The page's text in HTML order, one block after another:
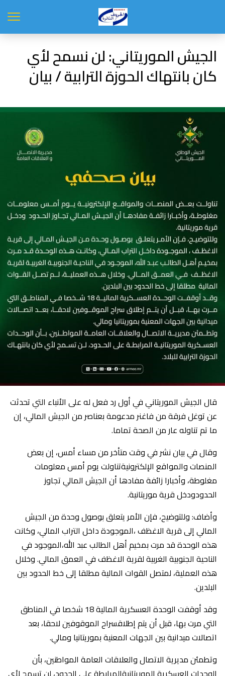
الجيش الموريتاني: لن نسمح لأي
كان بانتهاك الحوزة الترابية / بيان
قال الجيش الموريتاني في أول رد فعل له على الأنباء التي تحدثت
عن توغل فرقة من فاغنر مدعومة بعناصر من الجيش المالي، إن
ما تم تناوله عار من الصحة تماما.
وقال في بيان نشر في وقت متأخر من مساء أمس، إن بعض
المنصات والمواقع الإلكترونيةتناولت يوم أمس معلومات
مغلوطة، وأخبارا زائفة مفادها أن الجيش المالي تجاوز
الحدودودخل قرية موريتانية.
وأضاف: وللتوضيح، فإن الأمر يتعلق بوصول وحدة من الجيش
المالي إلى قرية الاغظف ،الموجودة داخل التراب المالي، وكانت
هذه الوحدة قد مرت بمخيم أهل الطالب عبد الله،الموجود في
الناحية الجنوبية الغربية لقرية الاغظف في العمق المالي. وخلال
هذه العملية، لمتصل القوات المالية مطلقا إلى خط الحدود بين
البلدين.
وقد أوقفت الوحدة العسكرية المالية 18 شخصا في المناطق
التي مرت بها، قبل أن يتم إطلاقسراح الموقوفين لاحقا، بعد
اتصالات ميدانية بين الجهات المعنية بموريتانيا ومالي.
وتطمئن مديرية الاتصال والعلاقات العامة المواطنين، بأن